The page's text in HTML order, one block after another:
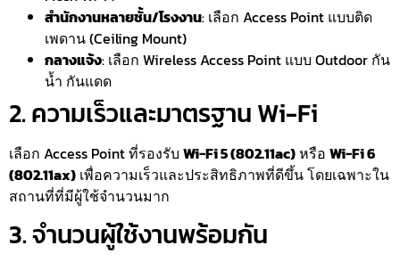
สำนักงานหลายชั้น/โรงงาน: เลือก Access Point แบบติด
เพดาน (Ceiling Mount)
กลางแจ้ง: เลือก Wireless Access Point แบบ Outdoor กัน
น้ำ กันแดด
2. ความเร็วและมาตรฐาน Wi-Fi
เลือก Access Point ที่รองรับ Wi-Fi 5 (802.11ac)หรือ Wi-Fi 6
(802.11ax) เพื่อความเร็วและประสิทธิภาพที่ดีขึ้น โดยเฉพาะใน
สถานที่ที่มีผู้ใช้จำนวนมาก
3. จำนวนผู้ใช้งานพร้อมกัน